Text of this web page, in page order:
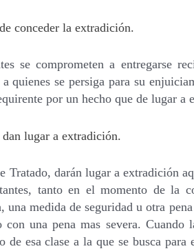
conceder la extradición.
se comprometen a entregarse
a quienes se persiga para su
por un hecho que de lugar a
lugar a extradición.
Tratado, darán lugar a extradición
tanto en el momento de
una medida de seguridad u otra
una pena mas severa.
de esa clase a la que se busca